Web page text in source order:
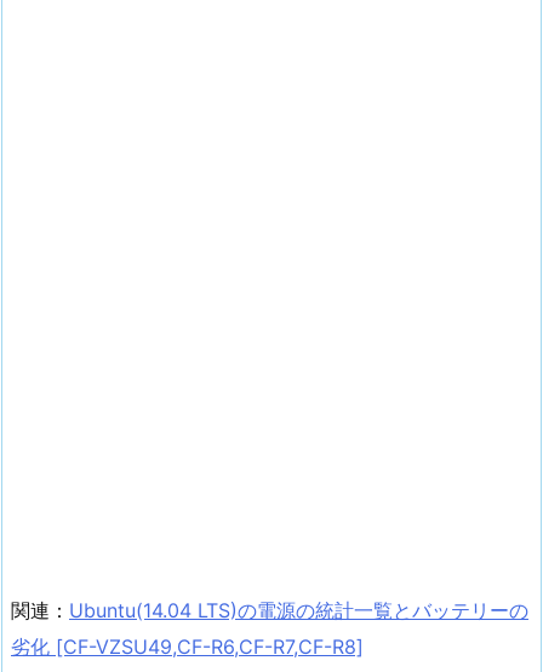
関連： Ubuntu(14.04 LTS)の電源の統計一覧とバッテリーの
劣化 [CF-VZSU49,CF-R6,CF-R7,CF-R8]